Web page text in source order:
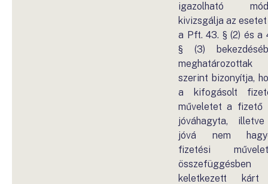
igazolható
kivizsgálja az
a Pft. 43. § (2) és a
§ (3)
meghatározottak
szerint bizonyítja,
a kifogásolt
műveletet a fizető
jóváhagyta,
jóvá nem
fizetési
összefüggésben
keletkezett